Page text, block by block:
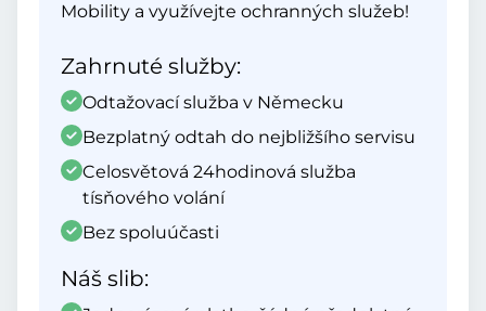
Mobility a využívejte ochranných služeb!
Zahrnuté služby:
Odtažovací služba v Německu
Bezplatný odtah do nejbližšího servisu
Celosvětová 24hodinová služba
tísňového volání
Bez spoluúčasti
Náš slib: